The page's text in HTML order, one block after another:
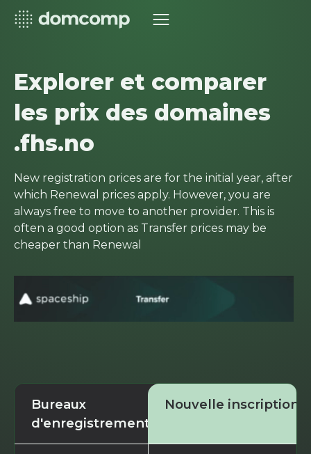
Explorer et comparer
les prix des domaines
.fhs.no
New registration prices are for the initial year, after
which Renewal prices apply. However, you are
always free to move to another provider. This is
often a good option as Transfer prices may be
cheaper than Renewal
Bureaux
d'enregistrement
Nouvelle inscription